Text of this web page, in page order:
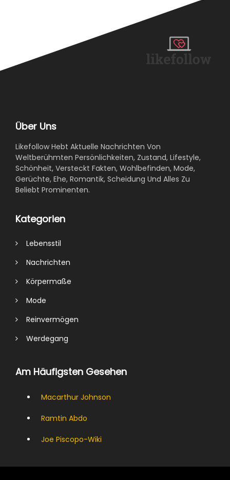
Über Uns
Likefollow Hebt Aktuelle Nachrichten Von
Weltberühmten Persönlichkeiten, Zustand, Lifestyle,
Schönheit, Versteckt Fakten, Wohlbefinden, Mode,
Gerüchte, Ehe, Romantik, Scheidung Und Alles Zu
Beliebt Prominenten.
Kategorien
Lebensstil
Nachrichten
Körpermaße
Mode
Reinvermögen
Werdegang
Am Häufigsten Gesehen
Macarthur Johnson
Ramtin Abdo
Joe Piscopo-Wiki